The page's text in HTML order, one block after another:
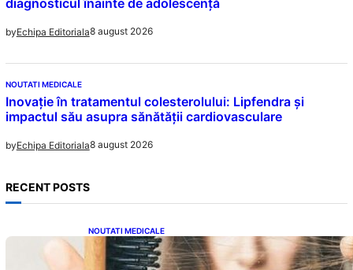
byEchipa Editoriala8 august 2026
NOUTATI MEDICALE
Inovație în tratamentul colesterolului: Lipfendra și
impactul său asupra sănătății cardiovasculare
byEchipa Editoriala8 august 2026
RECENT POSTS
NOUTATI MEDICALE
Semnele unei deficiențe de proteine:
Impactul asupra sănătății tale